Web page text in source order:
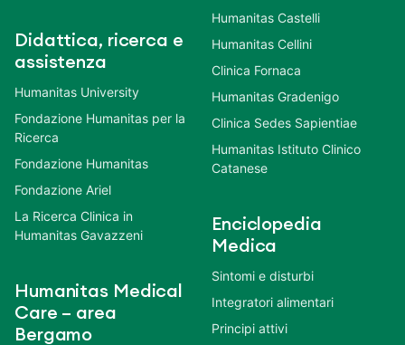
Didattica, ricerca e
assistenza
Humanitas University
Fondazione Humanitas per la
Ricerca
Fondazione Humanitas
Fondazione Ariel
La Ricerca Clinica in
Humanitas Gavazzeni
Humanitas Medical
Care – area
Bergamo
Humanitas Castelli
Humanitas Cellini
Clinica Fornaca
Humanitas Gradenigo
Clinica Sedes Sapientiae
Humanitas Istituto Clinico
Catanese
Enciclopedia
Medica
Sintomi e disturbi
Integratori alimentari
Principi attivi